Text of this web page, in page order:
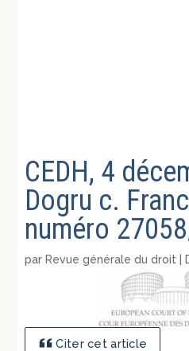
CEDH, 4
Dogru c.
numéro
par Revue générale du droit
Citer cet article